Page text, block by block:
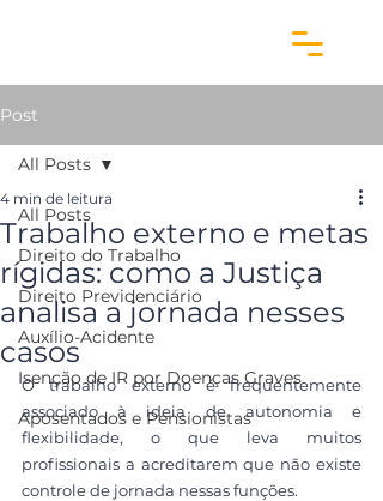
Post
All Posts
Direito do Trabalho
Direito Previdenciário
Auxílio-Acidente
Isenção de IR por Doenças Graves
Aposentados e Pensionistas
All Posts
Trabalho externo e metas
rígidas: como a Justiça
analisa a jornada nesses
casos
4 min de leitura
O trabalho externo é frequentemente
associado à ideia de autonomia e
flexibilidade, o que leva muitos
profissionais a acreditarem que não existe
controle de jornada nessas funções.